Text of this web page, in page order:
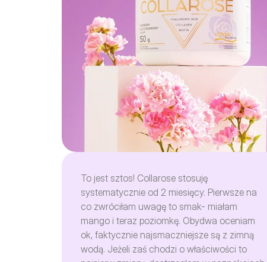
To jest sztos! Collarose stosuję
systematycznie od 2 miesięcy. Pierwsze na
co zwróciłam uwagę to smak- miałam
mango i teraz poziomkę. Obydwa oceniam
ok, faktycznie najsmaczniejsze są z zimną
wodą. Jeżeli zaś chodzi o właściwości to